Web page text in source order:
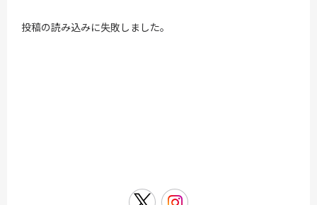
投稿の読み込みに失敗しました。